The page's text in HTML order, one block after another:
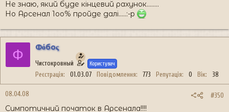
Не знаю, який буде кінцевий рахунок........
Но Арсенал 1оо% пройде далі.....:-p
Ф Фόбоς
Чистокровный Користувач
Реєстрація 01.03.07 Повідомлення 773 Репутація 0 Вік 38
08.04.08 #350
Симпотичний початок в Арсенала!!!!